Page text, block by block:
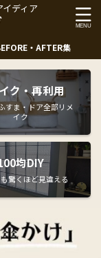
ディア
・AFTER集
ク・再利用
すま・ドア全部リメ
イク
均DIY
驚くほど見違える